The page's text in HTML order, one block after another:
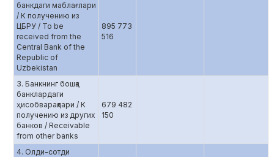
банкдаги маблағлари
/ К получению из
ЦБРУ / To be
received from the
Central Bank of the
Republic of
Uzbekistan
895 773
516
3. Банкнинг бошқа
банклардаги
ҳисобварақлари / К
получению из других
банков / Receivable
from other banks
679 482
150
4. Олди-сотди